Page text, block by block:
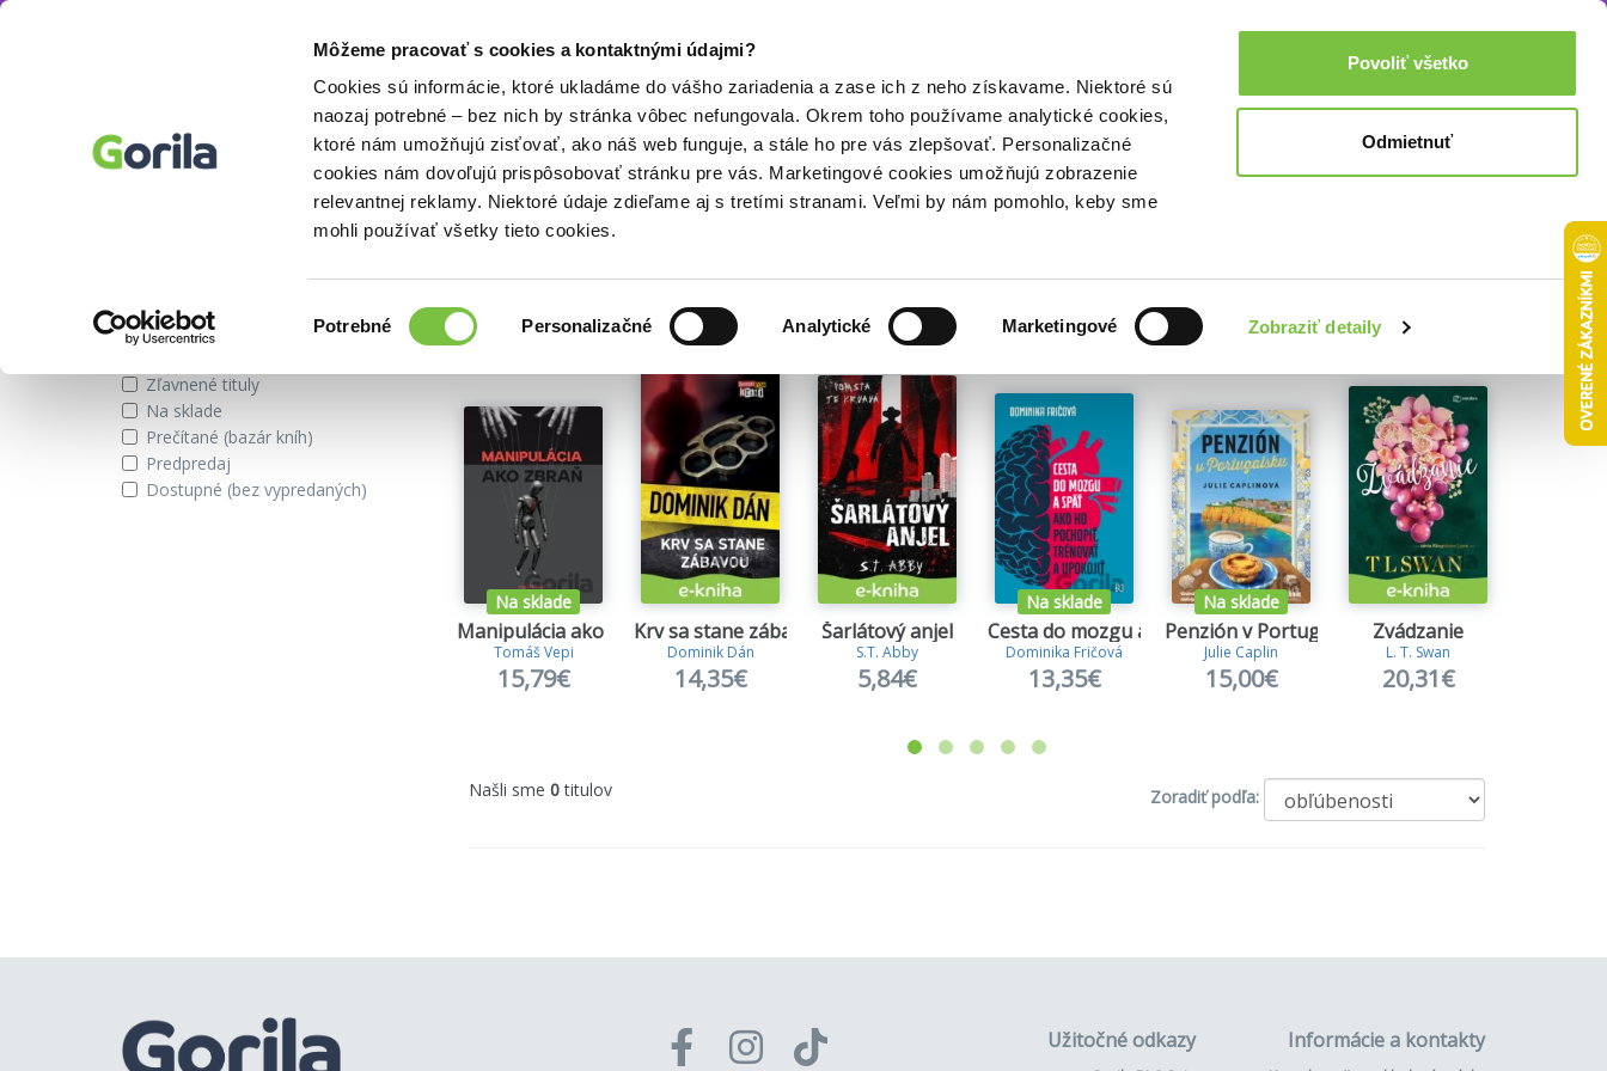
Môžeme pracovať s cookies a kontaktnými údajmi?
Cookies sú informácie, ktoré ukladáme do vášho zariadenia a zase ich z neho získavame. Niektoré sú
naozaj potrebné – bez nich by stránka vôbec nefungovala. Okrem toho používame analytické cookies,
ktoré nám umožňujú zisťovať, ako náš web funguje, a stále ho pre vás zlepšovať. Personalizačné
cookies nám dovoľujú prispôsobovať stránku pre vás. Marketingové cookies umožňujú zobrazenie
relevantnej reklamy. Niektoré údaje zdieľame aj s tretími stranami. Veľmi by nám pomohlo, keby sme
mohli používať všetky tieto cookies.
súhlasu
Potrebné Personalizačné Analytické Marketingové Zobraziť detaily
Povoliť všetko
Odmietnuť
Doplnky Prihlásenie 0,00€
Dagmar Podmaková Akcie a zľavy
Najnovšie knihy od autora Dagmar Podmaková
Zobraziť iba
Zľavnené tituly
Na sklade
Prečítané (bazár kníh)
Predpredaj
Dostupné (bez vypredaných)
Vybrané pre teba
Na sklade
Manipulácia ako zbraň
Tomáš Vepi
15,79€
Krv sa stane zábavou
Dominik Dán
14,35€
Šarlátový anjel
S.T. Abby
5,84€
Na sklade
Cesta do mozgu a späť
Dominika Fričová
13,35€
Na sklade
Penzión v Portugalsku
Julie Caplin
15,00€
Zvádzanie
L. T. Swan
20,31€
Našli sme 0titulov Zoradiť podľa:
Užitočné odkazy Informácie a kontakty